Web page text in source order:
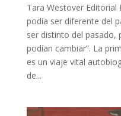
Tara Westover Editorial
podía ser diferente del
ser distinto del pasado,
podían cambiar”. La
es un viaje vital
de...